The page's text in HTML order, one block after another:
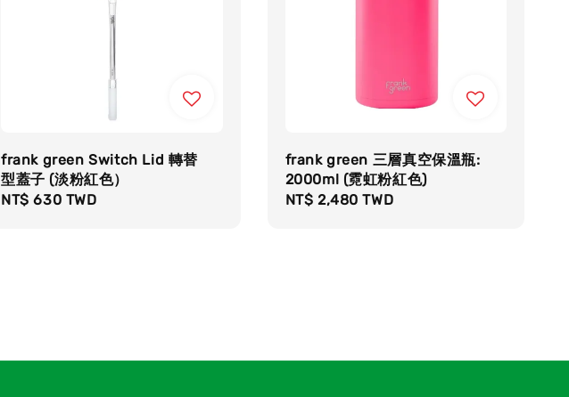
frank green Switch Lid 轉替
型蓋子 (淡粉紅色）
Regular
NT$ 630 TWD
frank green 三層真空保溫瓶:
2000ml (霓虹粉紅色)
Regular
NT$ 2,480 TWD